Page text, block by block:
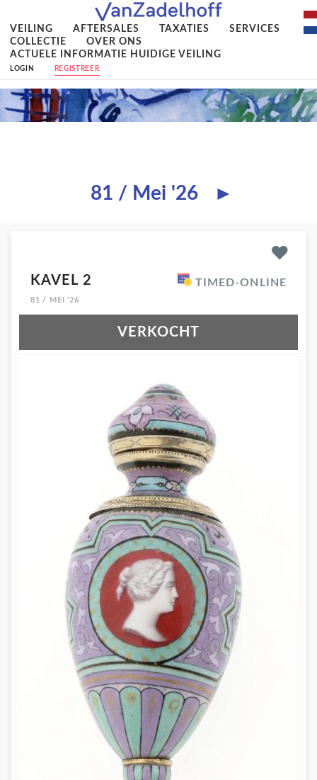
VEILING AFTERSALES TAXATIES
SERVICES
COLLECTIE
OVER ONS
ACTUELE INFORMATIE HUIDIGE VEILING
LOGIN REGISTREER
81 / Mei '26 ►
KAVEL 2 TIMED-ONLINE
81 / MEI '26
VERKOCHT